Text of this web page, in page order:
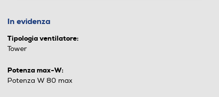
In evidenza
Tipologia ventilatore:
Tower
Potenza max-W:
Potenza W 80 max